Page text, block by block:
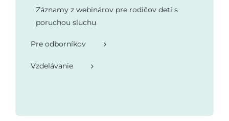
Záznamy z webinárov pre rodičov detí s
poruchou sluchu
Pre odborníkov
Vzdelávanie